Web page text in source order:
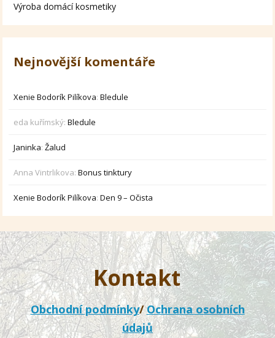
Výroba domácí kosmetiky
Nejnovější komentáře
Xenie Bodorík Pilíkova:Bledule
eda kuřímský:Bledule
Janinka:Žalud
Anna Vintrlikova:Bonus tinktury
Xenie Bodorík Pilíkova:Den 9 – Očista
Kontakt
Obchodní podmínky/Ochrana osobních
údajů